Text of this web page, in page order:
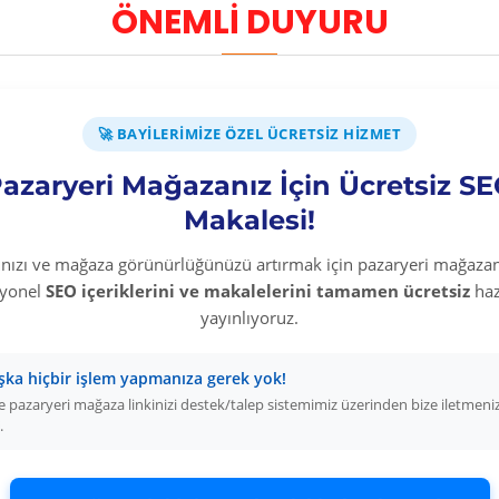
ÖNEMLİ DUYURU
🚀 BAYILERIMIZE ÖZEL ÜCRETSIZ HIZMET
Mağazanız İçin Ücretsiz
Makalesi!
ve mağaza görünürlüğünüzü artırmak için pazaryeri
SEO içeriklerini ve makalelerini tamamen ücretsiz
yayınlıyoruz.
hiçbir işlem yapmanıza gerek yok!
pazaryeri mağaza linkinizi destek/talep sistemimiz üzerinden bize
Keçiboynuzu Özü Ve Vitamin İçeren Takviye Edici Gıda 640 Gr
EKLE
-45 %
SEPETE EKLE